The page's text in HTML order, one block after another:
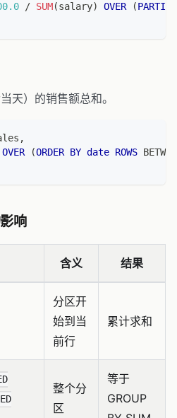
/ SUM(salary) OVER (
天）的销售额总和。
,
OVER (ORDER BY date ROWS
响
含义 结果
分区开
始到当
前行
累计求和
整个分
区
等于
GROUP